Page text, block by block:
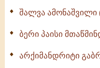
შალვა ამონაშვილი
ბერი პაისი
არქიმანდრიტი